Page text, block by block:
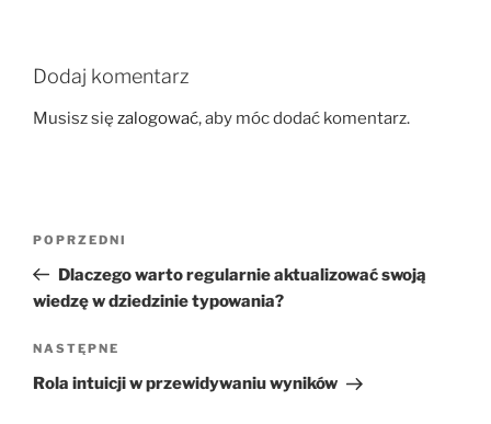
Dodaj komentarz
Musisz się zalogować, aby móc dodać komentarz.
Nawigacja
Poprzedni
wpis
POPRZEDNI
Dlaczego warto regularnie aktualizować swoją
wiedzę w dziedzinie typowania?
Następny
wpis
NASTĘPNE
Rola intuicji w przewidywaniu wyników